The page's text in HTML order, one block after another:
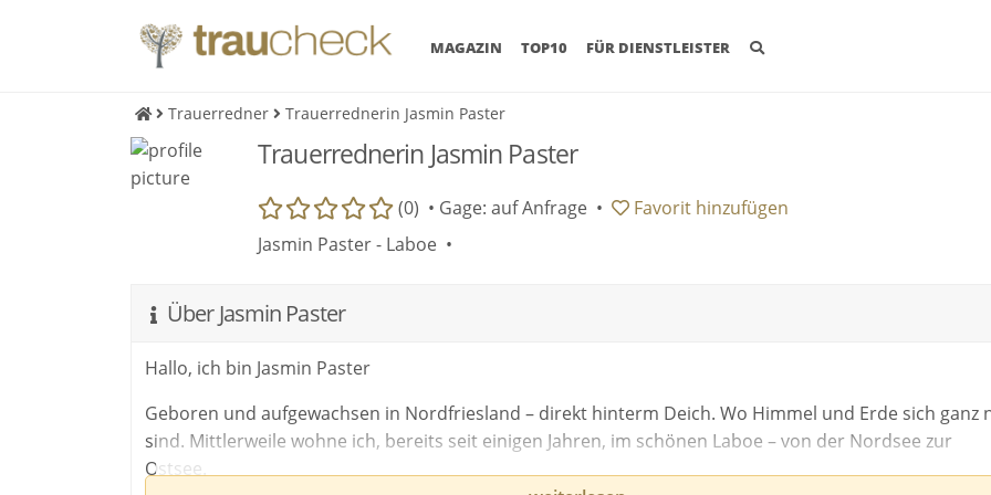
MAGAZIN (CURRENT)
TOP10 FÜR DIENSTLEISTER
Trauerredner Trauerrednerin Jasmin Paster
Trauerrednerin Jasmin Paster
(0) • Gage: auf Anfrage • Favorit hinzufügen
Jasmin Paster - Laboe •
Über Jasmin Paster
Hallo, ich bin Jasmin Paster
Geboren und aufgewachsen in Nordfriesland – direkt hinterm Deich. Wo Himmel und Erde sich ganz
sind. Mittlerweile wohne ich, bereits seit einigen Jahren, im schönen Laboe – von der Nordsee zur
Ostsee.